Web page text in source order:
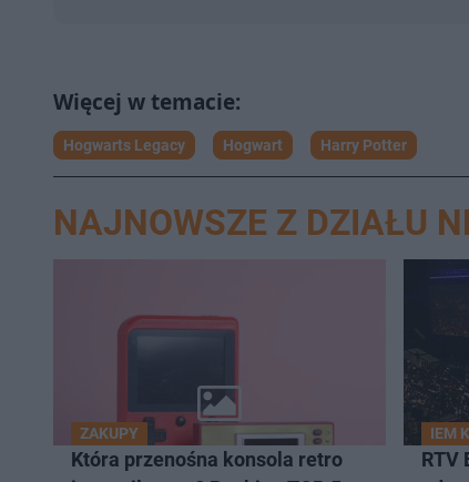
Hogwarts Legacy Hogwart Harry Potter
NAJNOWSZE Z DZIAŁU
ZAKUPY
Która przenośna konsola retro
IEM
RTV